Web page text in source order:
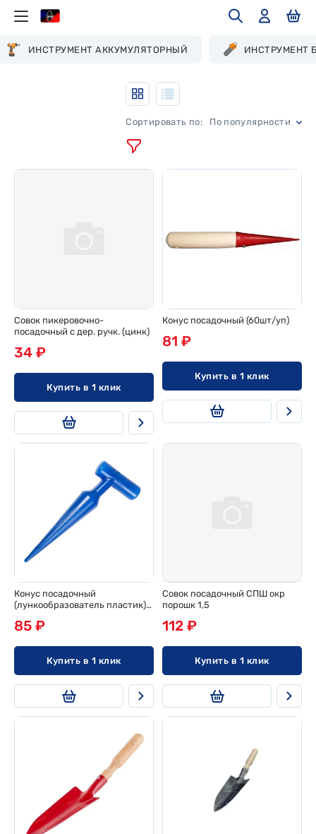
ИНСТРУМЕНТ АККУМУЛЯТОРНЫЙ ИНСТРУМЕНТ
По популярности
Совок пикеровочно-
посадочный с дер. ручк. (цинк)
34 ₽
Купить в 1 клик
Конус посадочный (60шт/уп)
81 ₽
Купить в 1 клик
Конус посадочный
(лункообразователь пластик)
85 ₽
Купить в 1 клик
Совок посадочный СПШ окр
порошк 1,5
112 ₽
Купить в 1 клик